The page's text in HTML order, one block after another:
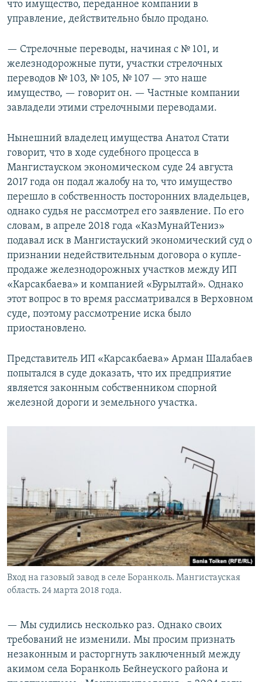
что имущество, переданное компании в
управление, действительно было продано.
— Стрелочные переводы, начиная с № 101, и
железнодорожные пути, участки стрелочных
переводов № 103, № 105, № 107 — это наше
имущество, — говорит он. — Частные компании
завладели этими стрелочными переводами.
Нынешний владелец имущества Анатол Стати
говорит, что в ходе судебного процесса в
Мангистауском экономическом суде 24 августа
2017 года он подал жалобу на то, что имущество
перешло в собственность посторонних владельцев,
однако судья не рассмотрел его заявление. По его
словам, в апреле 2018 года «КазМунайТениз»
подавал иск в Мангистауский экономический суд о
признании недействительным договора о купле-
продаже железнодорожных участков между ИП
«Карсакбаева» и компанией «Бурылтай». Однако
этот вопрос в то время рассматривался в Верховном
суде, поэтому рассмотрение иска было
приостановлено.
Представитель ИП «Карсакбаева» Арман Шалабаев
попытался в суде доказать, что их предприятие
является законным собственником спорной
железной дороги и земельного участка.
Вход на газовый завод в селе Боранколь. Мангистауская
область. 24 марта 2018 года.
— Мы судились несколько раз. Однако своих
требований не изменили. Мы просим признать
незаконным и расторгнуть заключенный между
акимом села Боранколь Бейнеуского района и